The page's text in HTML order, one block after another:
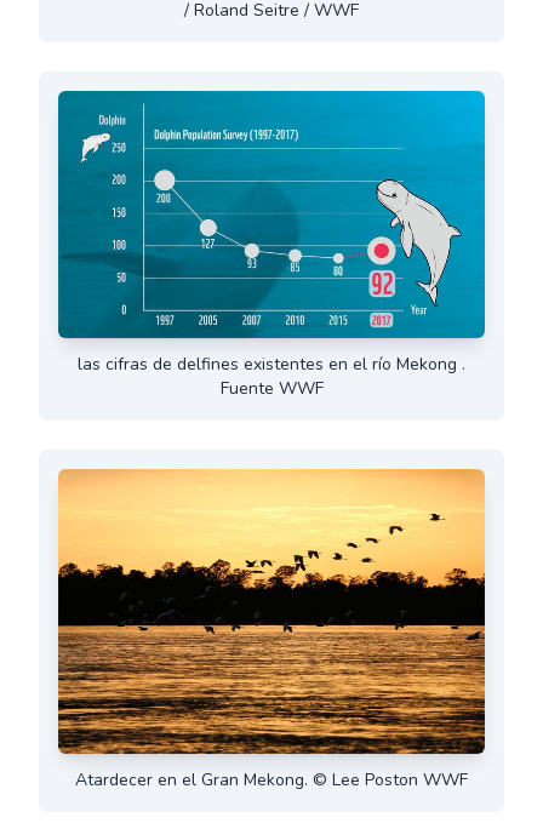
/ Roland Seitre / WWF
las cifras de delfines existentes en el río Mekong .
Fuente WWF
Atardecer en el Gran Mekong. © Lee Poston WWF